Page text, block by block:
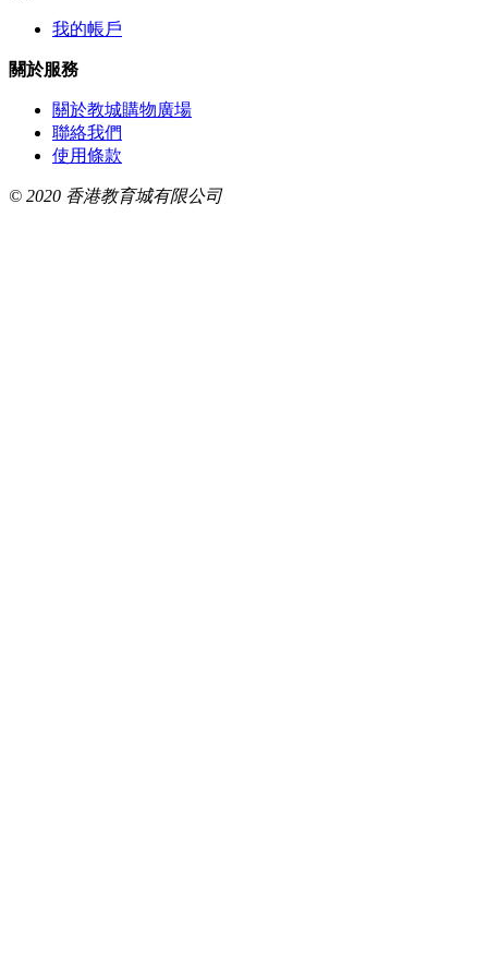
我的帳戶
關於服務
關於教城購物廣場
聯絡我們
使用條款
© 2020 香港教育城有限公司